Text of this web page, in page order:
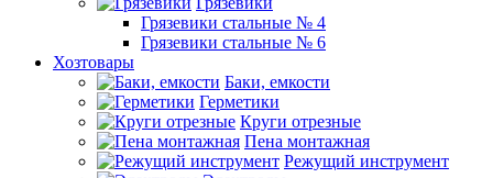
Грязевики стальные № 4
Грязевики стальные № 6
Хозтовары
Баки, емкости
Герметики
Круги отрезные
Пена монтажная
Режущий инструмент